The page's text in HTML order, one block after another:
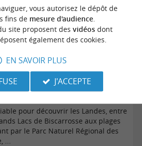
les Landes en 1 semaine
pour découvrir les Landes, entre
Lacs de Biscarrosse aux plages
par le Parc Naturel Régional des
vous autorisez le dépôt de
fins de mesure d'audience.
site proposent des vidéosdont
également des cookies.
EN SAVOIR PLUS
J'ACCEPTE